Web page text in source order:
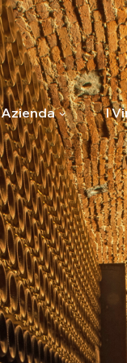
Azienda I